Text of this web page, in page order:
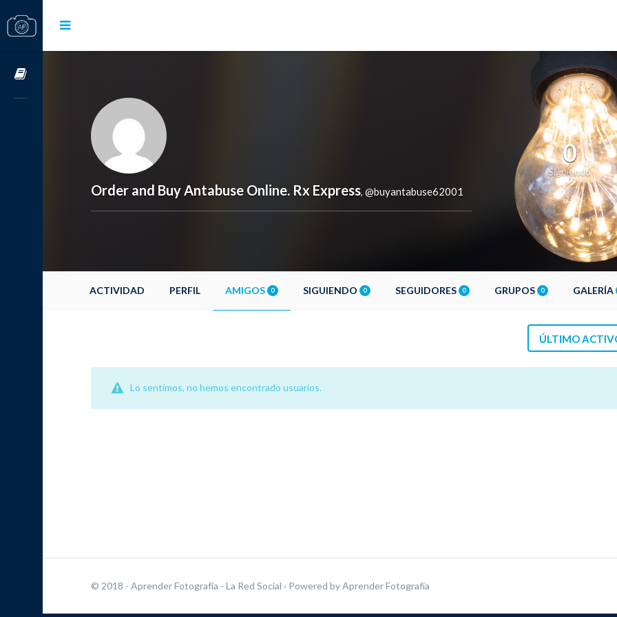
Order and Buy Antabuse Online. Rx Express, @buyantabuse62001
0
Siguiendo
ACTIVIDAD PERFIL AMIGOS 0 SIGUIENDO 0 SEGUIDORES 0 GRUPOS 0 GALERÍA
ÚLTIMO
Lo sentimos, no hemos encontrado usuarios.
© 2018 - Aprender Fotografía - La Red Social · Powered byAprender Fotografía